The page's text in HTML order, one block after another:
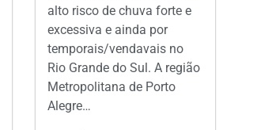
alto risco de chuva forte e
excessiva e ainda por
temporais/vendavais no
Rio Grande do Sul. A região
Metropolitana de Porto
Alegre…